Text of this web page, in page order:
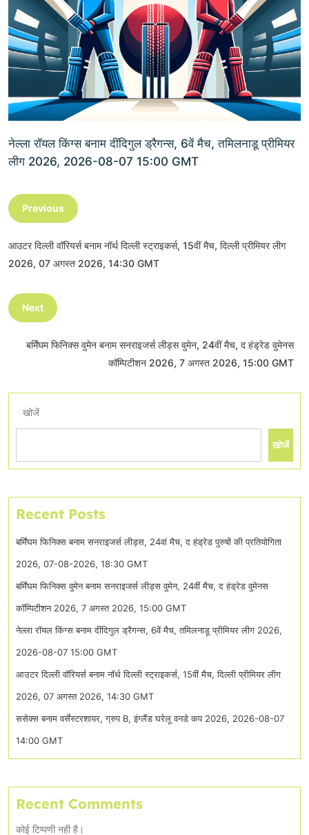
नेल्ला रॉयल किंग्स बनाम दींदिगुल ड्रैगन्स, 6वें मैच, तमिलनाडू प्रीमियर
लीग 2026, 2026-08-07 15:00 GMT
Previous
आउटर दिल्ली वॉरियर्स बनाम नॉर्थ दिल्ली स्ट्राइकर्स, 15वीं मैच, दिल्ली प्रीमियर लीग
2026, 07 अगस्त 2026, 14:30 GMT
Next
बर्मिंघम फिनिक्स वुमेन बनाम सनराइजर्स लीड्स वुमेन, 24वीं मैच, द हंड्रेड वुमेनस
कॉम्पिटीशन 2026, 7 अगस्त 2026, 15:00 GMT
खोजें
खोजें
Recent Posts
बर्मिंघम फिनिक्स बनाम सनराइजर्स लीड्स, 24वां मैच, द हंड्रेड पुरुषों की प्रतियोगिता
2026, 07-08-2026, 18:30 GMT
बर्मिंघम फिनिक्स वुमेन बनाम सनराइजर्स लीड्स वुमेन, 24वीं मैच, द हंड्रेड वुमेनस
कॉम्पिटीशन 2026, 7 अगस्त 2026, 15:00 GMT
नेल्ला रॉयल किंग्स बनाम दींदिगुल ड्रैगन्स, 6वें मैच, तमिलनाडू प्रीमियर लीग 2026,
2026-08-07 15:00 GMT
आउटर दिल्ली वॉरियर्स बनाम नॉर्थ दिल्ली स्ट्राइकर्स, 15वीं मैच, दिल्ली प्रीमियर लीग
2026, 07 अगस्त 2026, 14:30 GMT
ससेक्स बनाम वर्सेस्टरशायर, ग्रुप B, इंग्लैंड घरेलू वनडे कप 2026, 2026-08-07
14:00 GMT
Recent Comments
कोई टिप्पणी नही है।